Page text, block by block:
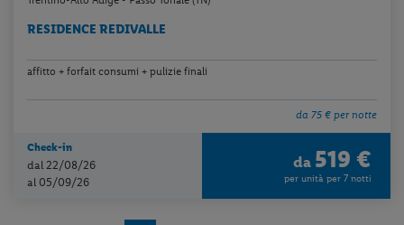
RESIDENCE REDIVALLE
affitto + forfait consumi + pulizie finali
da 75 € per notte
Check-in
dal 22/08/26
al 05/09/26
da 519 €
per unità per 7 notti